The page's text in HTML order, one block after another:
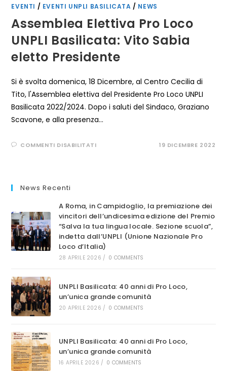
EVENTI / EVENTI UNPLI BASILICATA / NEWS
Assemblea Elettiva Pro Loco
UNPLI Basilicata: Vito Sabia
eletto Presidente
Si è svolta domenica, 18 Dicembre, al Centro Cecilia di
Tito, l'Assemblea elettiva del Presidente Pro Loco UNPLI
Basilicata 2022/2024. Dopo i saluti del Sindaco, Graziano
Scavone, e alla presenza…
COMMENTI DISABILITATISU
ELETTO
PRESIDENTE
19 DICEMBRE 2022
News Recenti
A Roma, in Campidoglio, la premiazione dei
vincitori dell’undicesima edizione del Premio
“Salva la tua lingua locale. Sezione scuola”,
indetta dall’UNPLI (Unione Nazionale Pro
Loco d’Italia)
28 APRILE 2026 / 0 COMMENTS
UNPLI Basilicata: 40 anni di Pro Loco,
un’unica grande comunità
20 APRILE 2026 / 0 COMMENTS
UNPLI Basilicata: 40 anni di Pro Loco,
un’unica grande comunità
16 APRILE 2026 / 0 COMMENTS